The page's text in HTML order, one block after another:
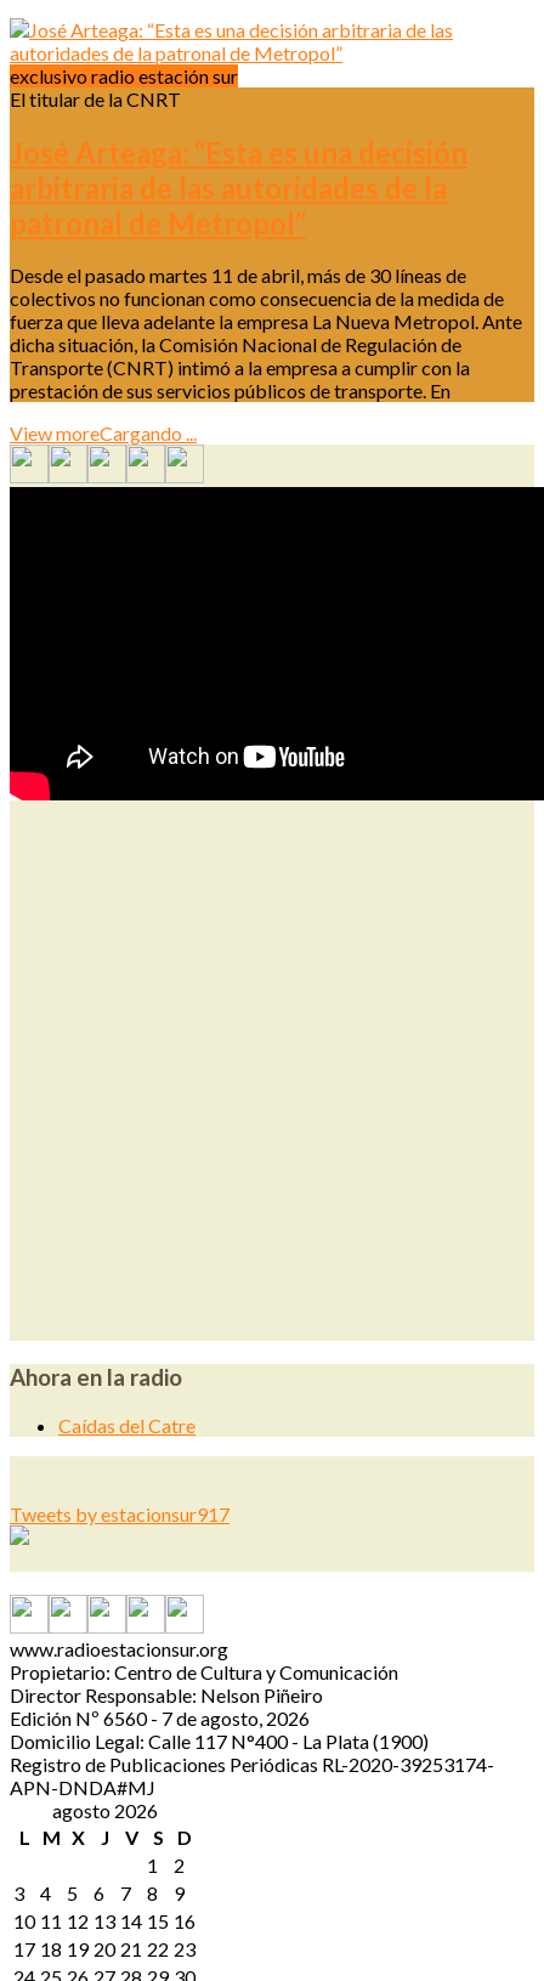
exclusivo radio estación sur
El titular de la CNRT
José Arteaga: “Esta es una decisión
arbitraria de las autoridades de la
patronal de Metropol”
Desde el pasado martes 11 de abril, más de 30 líneas de
colectivos no funcionan como consecuencia de la medida de
fuerza que lleva adelante la empresa La Nueva Metropol. Ante
dicha situación, la Comisión Nacional de Regulación de
Transporte (CNRT) intimó a la empresa a cumplir con la
prestación de sus servicios públicos de transporte. En
View moreCargando ...
Ahora en la radio
Caídas del Catre
Tweets by estacionsur917
www.radioestacionsur.org
Propietario: Centro de Cultura y Comunicación
Director Responsable: Nelson Piñeiro
Edición Nº 6560 - 7 de agosto, 2026
Domicilio Legal: Calle 117 N°400 - La Plata (1900)
Registro de Publicaciones Periódicas RL-2020-39253174-
APN-DNDA#MJ
agosto 2026
L
M X J V S D
1
2
3
4 5 6 7 8
9
10 11 12 13 14 15 16
17 18 19 20 21 22 23